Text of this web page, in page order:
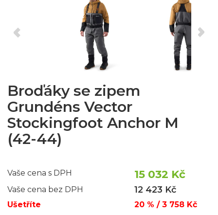
Broďáky se zipem
Grundéns Vector
Stockingfoot Anchor M
(42-44)
Vaše cena s DPH 15 032 Kč
Vaše cena bez DPH 12 423 Kč
Ušetříte
20 % / 3 758 Kč